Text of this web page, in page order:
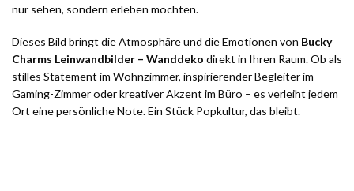
nur sehen, sondern erleben möchten.
Dieses Bild bringt die Atmosphäre und die Emotionen von Bucky
Charms Leinwandbilder – Wanddeko direkt in Ihren Raum. Ob als
stilles Statement im Wohnzimmer, inspirierender Begleiter im
Gaming-Zimmer oder kreativer Akzent im Büro – es verleiht jedem
Ort eine persönliche Note. Ein Stück Popkultur, das bleibt.